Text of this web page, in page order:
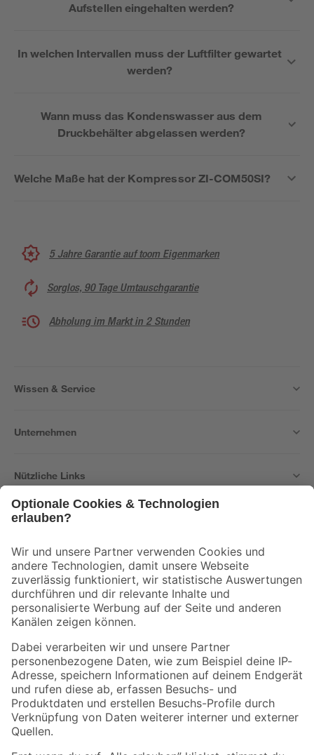
Aufstellen eingehalten werden?
In welchen Intervallen muss der Luftfilter gewartet
werden?
Wann muss das Kondenswasser aus dem
Druckbehälter abgelassen werden?
Welche Maße hat der Kompressor ZI-COM50SI?
5 Jahre Garantie auf toom Eigenmarken
Sorglos, 90 Tage Umtauschgarantie
Abholung im Markt in 2 Stunden
Wissen & Service
Unternehmen
Nützliche Links
Der toom Newsletter: Keine Angebote und Aktionen mehr verpassen!
Zur Newsletter Anmeldung
Folge uns
Zahlungsarten Versandarten
Sicher einkaufen